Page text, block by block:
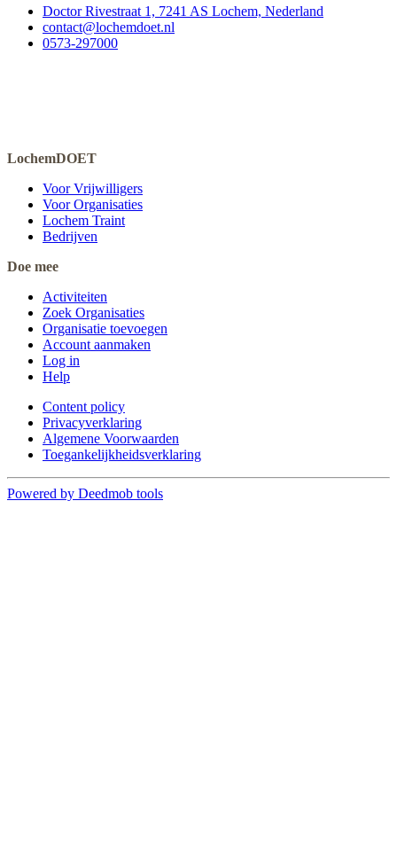
Doctor Rivestraat 1, 7241 AS Lochem, Nederland
contact@lochemdoet.nl
0573-297000
LochemDOET
Voor Vrijwilligers
Voor Organisaties
Lochem Traint
Bedrijven
Doe mee
Activiteiten
Zoek Organisaties
Organisatie toevoegen
Account aanmaken
Log in
Help
Content policy
Privacyverklaring
Algemene Voorwaarden
Toegankelijkheidsverklaring
Powered by Deedmob tools